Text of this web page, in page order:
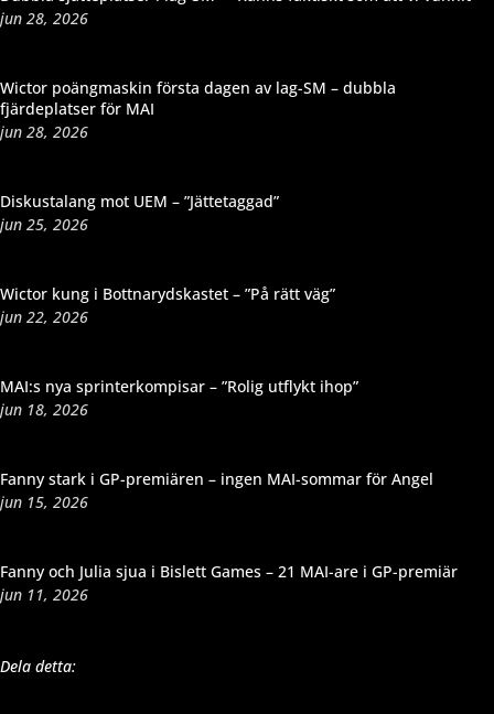
jun 28, 2026
Wictor poängmaskin första dagen av lag-SM – dubbla
fjärdeplatser för MAI
jun 28, 2026
Diskustalang mot UEM – ”Jättetaggad”
jun 25, 2026
Wictor kung i Bottnarydskastet – ”På rätt väg”
jun 22, 2026
MAI:s nya sprinterkompisar – ”Rolig utflykt ihop”
jun 18, 2026
Fanny stark i GP-premiären – ingen MAI-sommar för Angel
jun 15, 2026
Fanny och Julia sjua i Bislett Games – 21 MAI-are i GP-premiär
jun 11, 2026
Dela detta: